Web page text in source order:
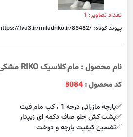
تعداد تصاویر: 1
پیوند کوتاه:fva3.ir/miladriko.ir/85482/
نام محصول : مام کلاسیک RIKO مشکی
کد محصول : 8084
✅️پارچه مازراتی درجه 1 ، کپ مام فیت
✅️پشت کش جلو صاف دکمه ای زیپدار
✅️تضمین کیفیت پارچه و دوخت